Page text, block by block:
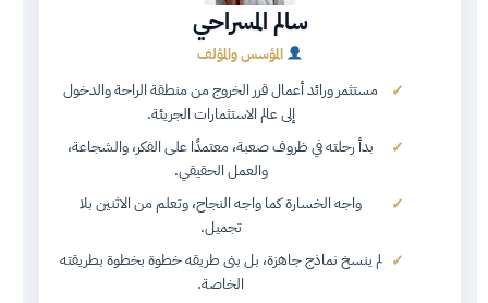
سالم المسراحي
المؤسس والمؤلف
مستثمر ورائد أعمال قرر الخروج من منطقة الراحة والدخول
إلى عالم الاستثمارات الجريئة.
بدأ رحلته في ظروف صعبة، معتمدًا على الفكر، والشجاعة،
والعمل الحقيقي.
واجه الخسارة كما واجه النجاح، وتعلم من الاثنين بلا
تجميل.
لم ينسخ نماذج جاهزة، بل بنى طريقه خطوة بخطوة بطريقته
الخاصة.